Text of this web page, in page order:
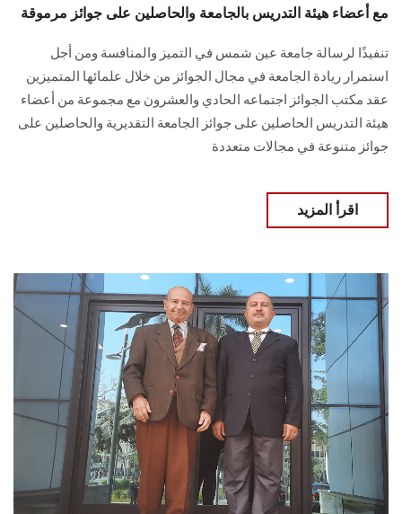
مع أعضاء هيئة التدريس بالجامعة والحاصلين على جوائز مرموقة
تنفيذًا لرسالة جامعة عين شمس في التميز والمنافسة ومن أجل
استمرار ريادة الجامعة في مجال الجوائز من خلال علمائها المتميزين
عقد مكتب الجوائز اجتماعه الحادي والعشرون مع مجموعة من أعضاء
هيئة التدريس الحاصلين على جوائز الجامعة التقديرية والحاصلين على
جوائز متنوعة في مجالات متعددة
اقرأ المزيد